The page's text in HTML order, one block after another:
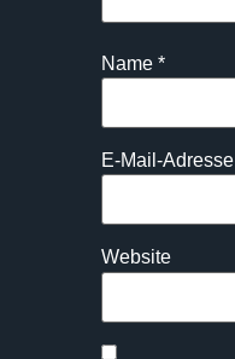
Name *
E-Mail-Adresse
Website